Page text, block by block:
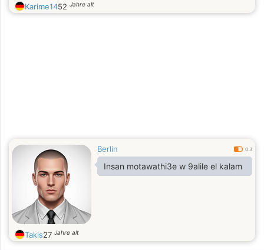
Karime1452 Jahre alt
Berlin 0.3
Insan motawathi3e w 9alile el kalam
Takis27 Jahre alt